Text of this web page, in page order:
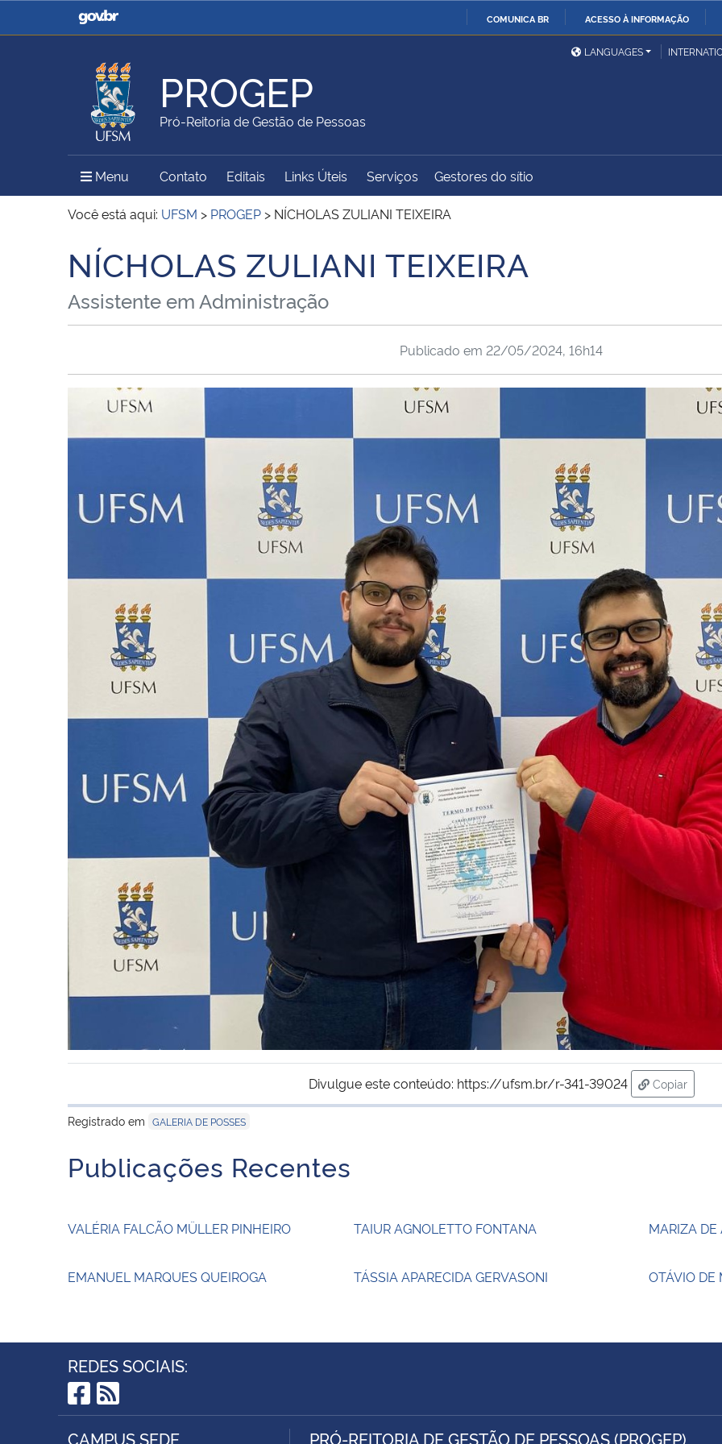
COMUNICA BR ACESSO À INFORMAÇÃO
Casa Civil
Ministério da Justiça e
Ministério da Defesa
Ministério das Relações
Exteriores
Ministério da Agricultura,
Pecuária e Abastecimento
Ministério da Educação
Ministério do Meio Ambiente Ministério do Turismo
Ministério do
Desenvolvimento Regional
Secretaria de Governo
Gabinete de Segurança
Institucional
Advocacia-Geral da União
LANGUAGES
PROGEP
Pró-Reitoria de Gestão de Pessoas
Menu Menu Principal do Sítio
Contato Editais Links Úteis Serviços Gestores do sítio
Você está aqui: UFSM > PROGEP > NÍCHOLAS ZULIANI TEIXEIRA
Início do conteúdo
NÍCHOLAS ZULIANI TEIXEIRA
Assistente em Administração
Publicado em 22/05/2024, 16h14
Divulgue este conteúdo: https://ufsm.br/r-341-39024
Copiar
para área
Registrado em GALERIA DE POSSES
Publicações Recentes
VALÉRIA FALCÃO MÜLLER PINHEIRO TAIUR AGNOLETTO FONTANA MARIZA
EMANUEL MARQUES QUEIROGA TÁSSIA APARECIDA GERVASONI OTÁVIO DE
REDES SOCIAIS:
Facebook
RSS
CAMPUS SEDE PRÓ-REITORIA DE GESTÃO DE PESSOAS (PROGEP)